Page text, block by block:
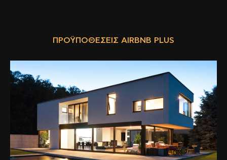
ΠΡΟΫΠΟΘΈΣΕΙΣ AIRBNB PLUS